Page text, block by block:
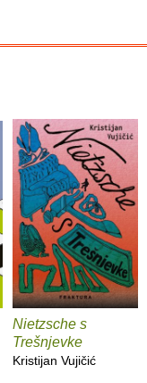
Nietzsche s
Trešnjevke
Kristijan Vujičić